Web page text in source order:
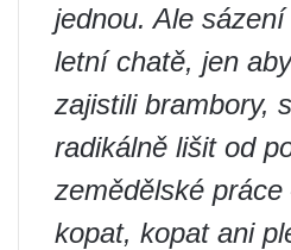
jednou. Ale
letní chatě, jen
zajistili brambory,
radikálně lišit od
zemědělské
kopat, kopat ani